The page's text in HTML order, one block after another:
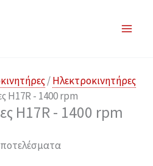
/Ηλεκτροκινητήρες
H17R - 1400 rpm
H17R - 1400 rpm